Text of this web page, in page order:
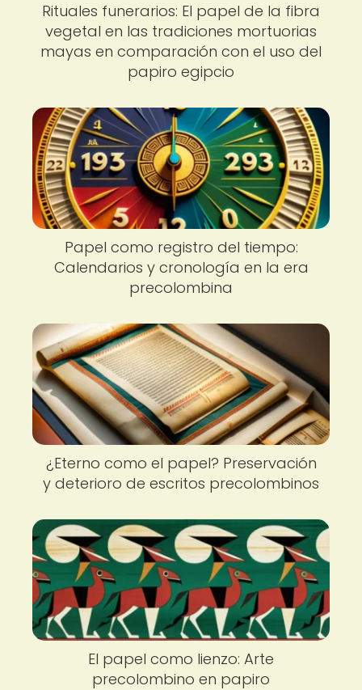
Rituales funerarios: El papel de la fibra
vegetal en las tradiciones mortuorias
mayas en comparación con el uso del
papiro egipcio
Papel como registro del tiempo:
Calendarios y cronología en la era
precolombina
¿Eterno como el papel? Preservación
y deterioro de escritos precolombinos
El papel como lienzo: Arte
precolombino en papiro